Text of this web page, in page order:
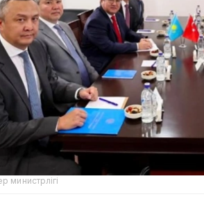
министрлігі